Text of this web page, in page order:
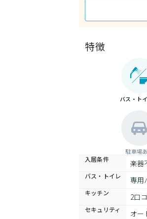
特徴
バス・ト
駐車場
入居条件 楽器
バス・トイレ 専用
キッチン 2口
セキュリティ オー